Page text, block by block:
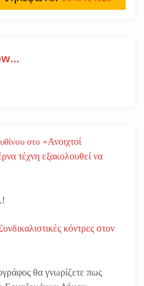
στο «Ανοιχτοί
τέχνη εξακολουθεί να
κόντρες στον
θα γνωρίζετε πως